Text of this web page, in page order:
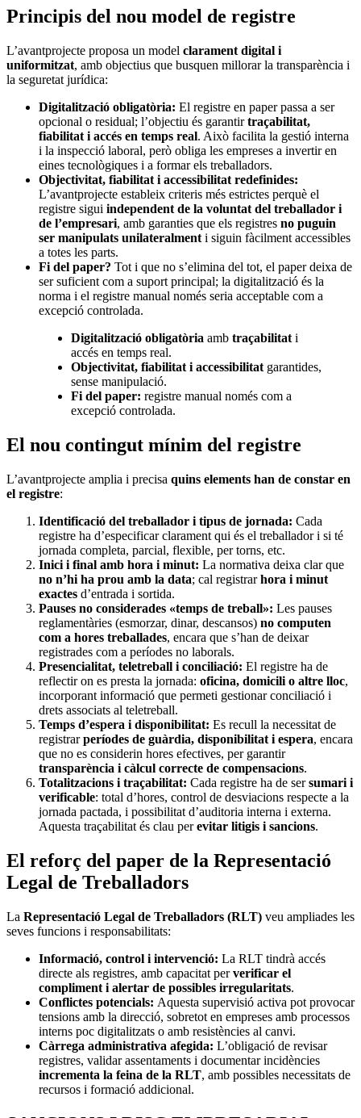
Principis del nou model de registre
L’avantprojecte proposa un model clarament digital i
uniformitzat, amb objectius que busquen millorar la transparència i
la seguretat jurídica:
Digitalització obligatòria: El registre en paper passa a ser
opcional o residual; l’objectiu és garantirtraçabilitat,
fiabilitat i accés en temps real. Això facilita la gestió interna
i la inspecció laboral, però obliga les empreses a invertir en
eines tecnològiques i a formar els treballadors.
Objectivitat, fiabilitat i accessibilitat redefinides:
L’avantprojecte estableix criteris més estrictes perquè el
registre sigui independent de la voluntat del treballador i
de l’empresari, amb garanties que els registres no puguin
ser manipulats unilateralment i siguin fàcilment accessibles
a totes les parts.
Fi del paper? Tot i que no s’elimina del tot, el paper deixa de
ser suficient com a suport principal; la digitalització és la
norma i el registre manual només seria acceptable com a
excepció controlada.
Digitalització obligatòria amb traçabilitat i
accés en temps real.
Objectivitat, fiabilitat i accessibilitat garantides,
sense manipulació.
Fi del paper: registre manual només com a
excepció controlada.
El nou contingut mínim del registre
L’avantprojecte amplia i precisa quins elements han de constar en
el registre:
Identificació del treballador i tipus de jornada: Cada
registre ha d’especificar clarament qui és el treballador i si té
jornada completa, parcial, flexible, per torns, etc.
Inici i final amb hora i minut: La normativa deixa clar que
no n’hi ha prou amb la data; cal registrarhora i minut
exactes d’entrada i sortida.
Pauses no considerades «temps de treball»: Les pauses
reglamentàries (esmorzar, dinar, descansos) no computen
com a hores treballades, encara que s’han de deixar
registrades com a períodes no laborals.
Presencialitat, teletreball i conciliació: El registre ha de
reflectir on es presta la jornada: oficina, domicili o altre lloc,
incorporant informació que permeti gestionar conciliació i
drets associats al teletreball.
Temps d’espera i disponibilitat: Es recull la necessitat de
registrarperíodes de guàrdia, disponibilitat i espera, encara
que no es considerin hores efectives, per garantir
transparència i càlcul correcte de compensacions.
Totalitzacions i traçabilitat: Cada registre ha de sersumari i
verificable: total d’hores, control de desviacions respecte a la
jornada pactada, i possibilitat d’auditoria interna i externa.
Aquesta traçabilitat és clau perevitar litigis i sancions.
El reforç del paper de la Representació
Legal de Treballadors
La Representació Legal de Treballadors (RLT) veu ampliades les
seves funcions i responsabilitats:
Informació, control i intervenció: La RLT tindrà accés
directe als registres, amb capacitat perverificar el
compliment i alertar de possibles irregularitats.
Conflictes potencials: Aquesta supervisió activa pot provocar
tensions amb la direcció, sobretot en empreses amb processos
interns poc digitalitzats o amb resistències al canvi.
Càrrega administrativa afegida: L’obligació de revisar
registres, validar assentaments i documentar incidències
incrementa la feina de la RLT, amb possibles necessitats de
recursos i formació addicional.